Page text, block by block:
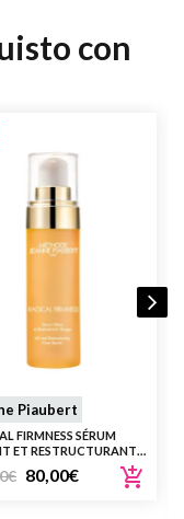
con
Piaubert
FIRMNESS SÉRUM
ET RESTRUCTURANT
€ 80,00€